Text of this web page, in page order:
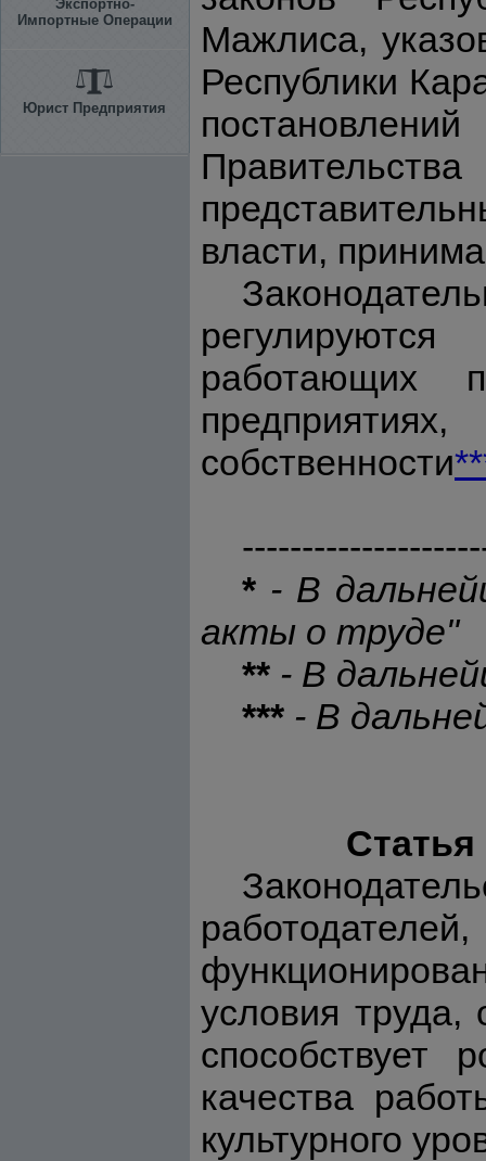
Экспортно-
Импортные Операции
Юрист Предприятия
Мажлиса,
Республики
власти,
работающих
собственности
* - В
акты о труде"
** - В
*** - В
Статья
условия труда,
способствует
качества
культурного